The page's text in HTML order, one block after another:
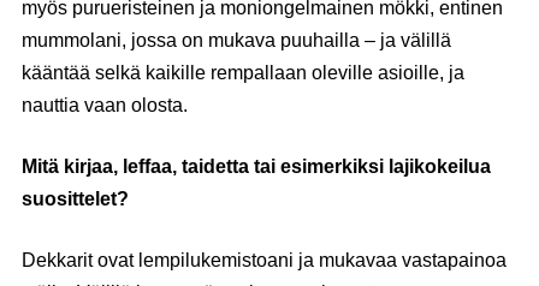
myös purueristeinen ja moniongelmainen mökki, entinen
mummolani, jossa on mukava puuhailla – ja välillä
kääntää selkä kaikille rempallaan oleville asioille, ja
nauttia vaan olosta.
Mitä kirjaa, leffaa, taidetta tai esimerkiksi lajikokeilua
suosittelet?
Dekkarit ovat lempilukemistoani ja mukavaa vastapainoa